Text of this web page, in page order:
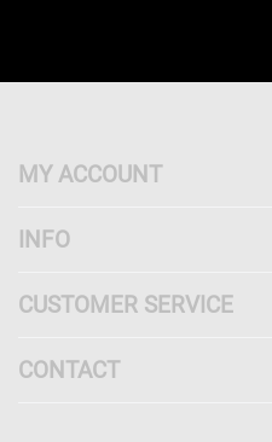
MY ACCOUNT
INFO
CUSTOMER SERVICE
CONTACT